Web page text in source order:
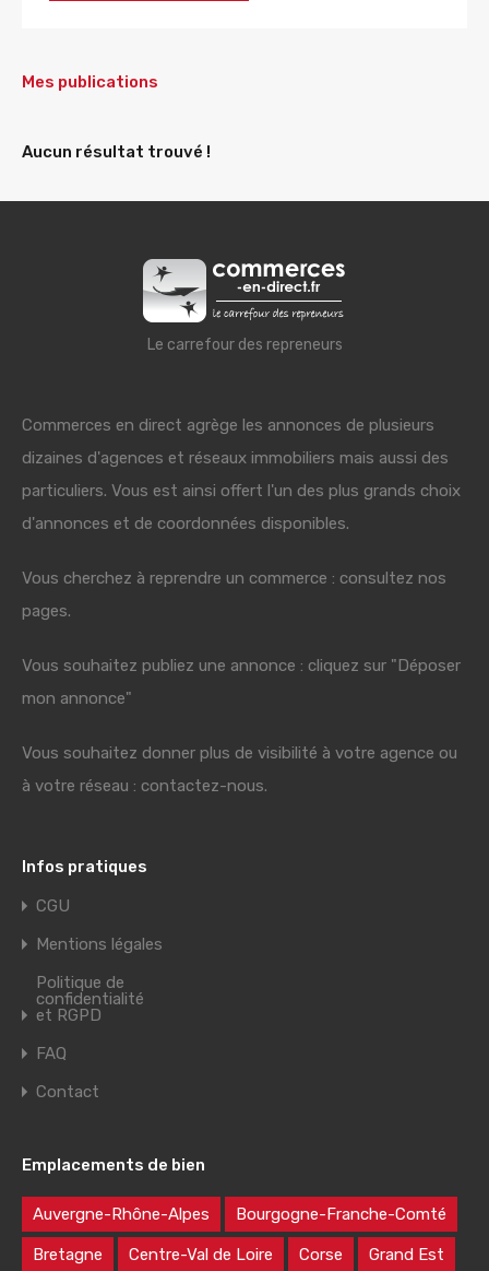
Mes publications
Aucun résultat trouvé !
Le carrefour des repreneurs
Commerces en direct agrège les annonces de plusieurs
dizaines d'agences et réseaux immobiliers mais aussi des
particuliers. Vous est ainsi offert l'un des plus grands choix
d'annonces et de coordonnées disponibles.
Vous cherchez à reprendre un commerce : consultez nos
pages.
Vous souhaitez publiez une annonce : cliquez sur "Déposer
mon annonce"
Vous souhaitez donner plus de visibilité à votre agence ou
à votre réseau : contactez-nous.
Infos pratiques
CGU
Mentions légales
Politique de
confidentialité
et RGPD
FAQ
Contact
Emplacements de bien
Auvergne-Rhône-Alpes Bourgogne-Franche-Comté
Bretagne Centre-Val de Loire Corse Grand Est